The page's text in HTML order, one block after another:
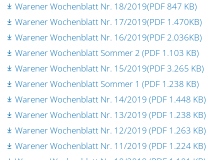
Warener Wochenblatt Nr. 18/2019(PDF 847 KB)
Warener Wochenblatt Nr. 17/2019(PDF 1.470KB)
Warener Wochenblatt Nr. 16/2019(PDF 2.036KB)
Warener Wochenblatt Sommer 2 (PDF 1.103 KB)
Warener Wochenblatt Nr. 15/2019(PDF 3.265 KB)
Warener Wochenblatt Sommer 1 (PDF 1.238 KB)
Warener Wochenblatt Nr. 14/2019 (PDF 1.448 KB)
Warener Wochenblatt Nr. 13/2019 (PDF 1.238 KB)
Warener Wochenblatt Nr. 12/2019 (PDF 1.263 KB)
Warener Wochenblatt Nr. 11/2019 (PDF 1.224 KB)